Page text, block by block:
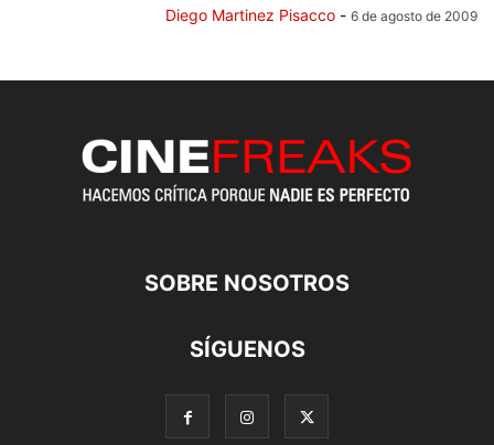
Diego Martinez Pisacco - 6 de agosto de 2009
SOBRE NOSOTROS
SÍGUENOS